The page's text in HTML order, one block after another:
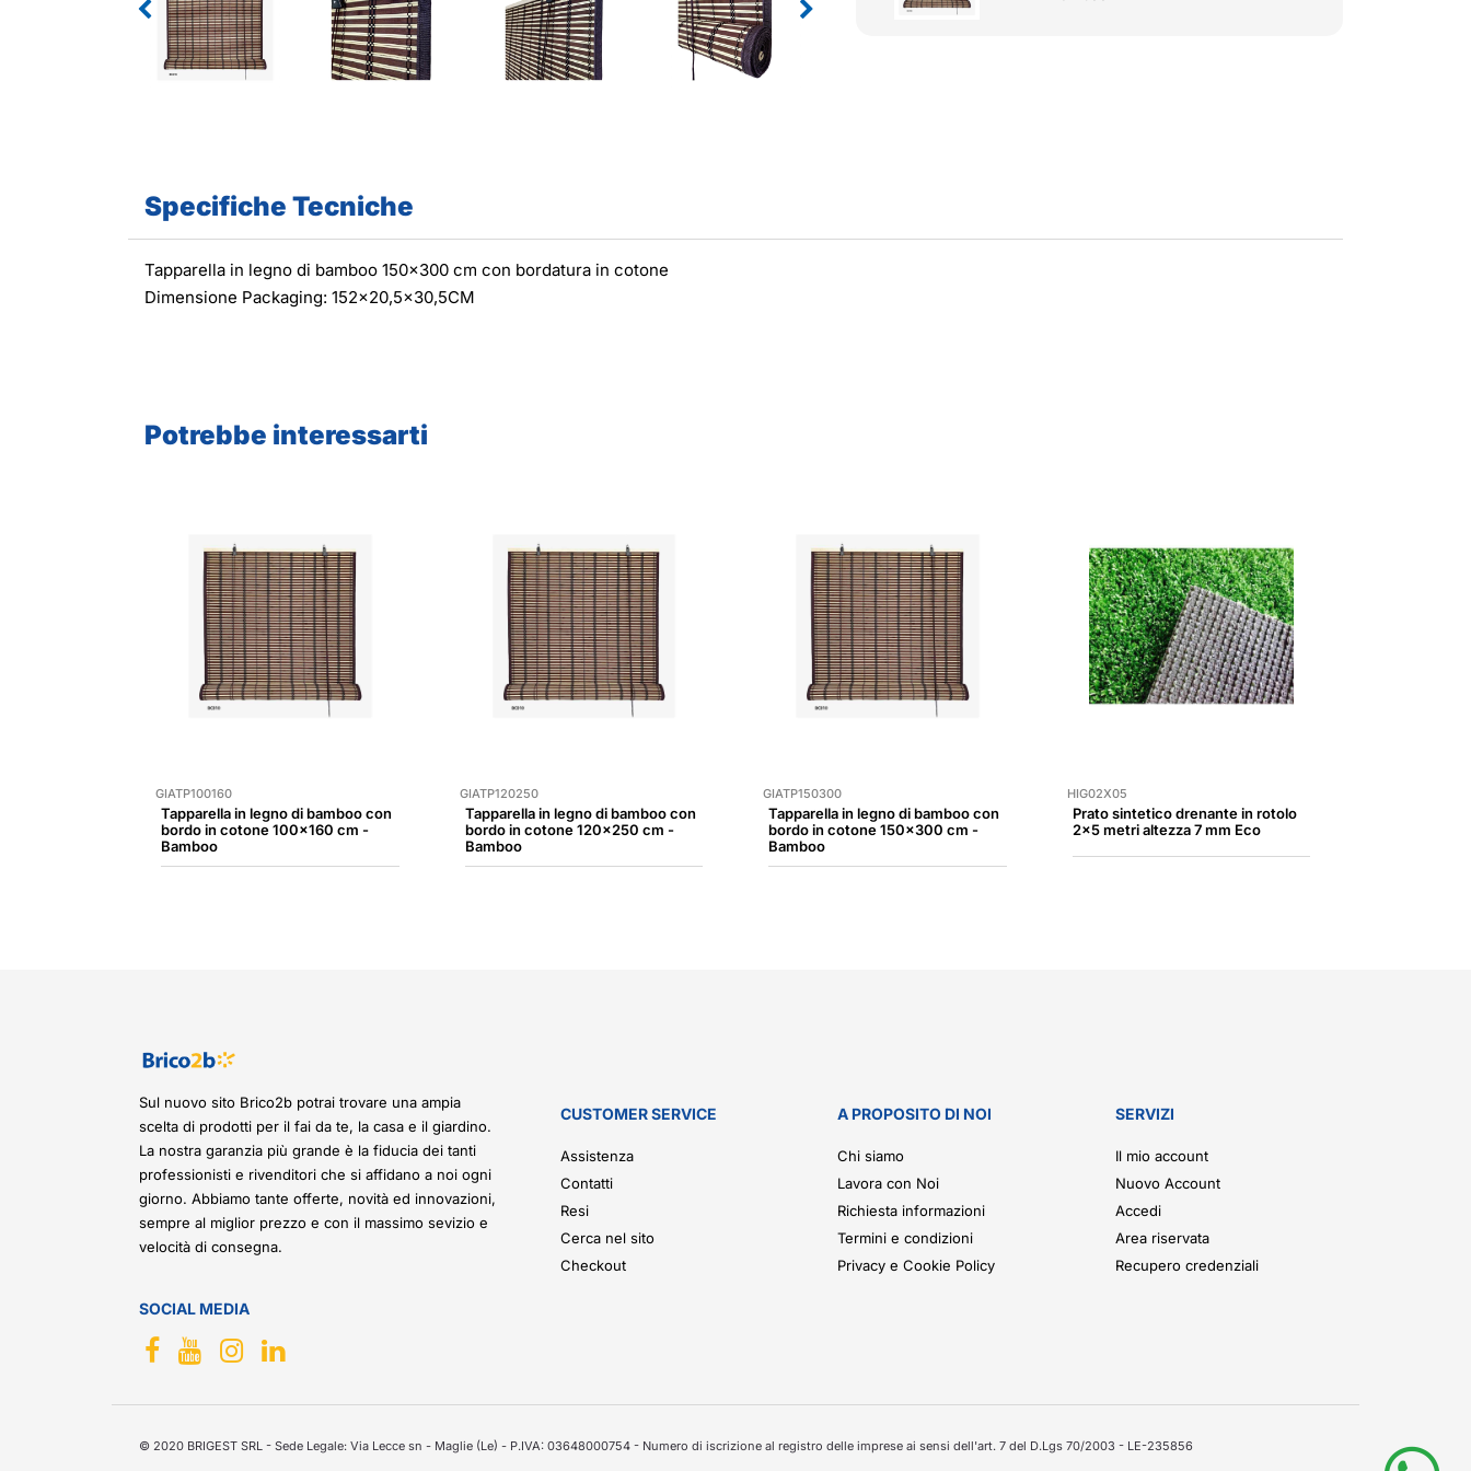
Specifiche Tecniche
Tapparella in legno di bamboo 150x300 cm con bordatura in cotone
Dimensione Packaging: 152x20,5x30,5CM
Potrebbe interessarti
GIATP100160
Tapparella in legno di bamboo con
bordo in cotone 100x160 cm -
Bamboo
GIATP120250
Tapparella in legno di bamboo con
bordo in cotone 120x250 cm -
Bamboo
GIATP150300
Tapparella in legno di bamboo con
bordo in cotone 150x300 cm -
Bamboo
HIG02X05
Prato sintetico drenante in rotolo
2x5 metri altezza 7 mm Eco
Sul nuovo sito Brico2b potrai trovare una ampia
scelta di prodotti per il fai da te, la casa e il giardino.
La nostra garanzia più grande è la fiducia dei tanti
professionisti e rivenditori che si affidano a noi ogni
giorno. Abbiamo tante offerte, novità ed innovazioni,
sempre al miglior prezzo e con il massimo sevizio e
velocità di consegna.
SOCIAL MEDIA
CUSTOMER SERVICE
Assistenza
Contatti
Resi
Cerca nel sito
Checkout
A PROPOSITO DI NOI
Chi siamo
Lavora con Noi
Richiesta informazioni
Termini e condizioni
Privacy e Cookie Policy
SERVIZI
Il mio account
Nuovo Account
Accedi
Area riservata
Recupero credenziali
© 2020 BRIGEST SRL - Sede Legale: Via Lecce sn - Maglie (Le) - P.IVA: 03648000754 - Numero di iscrizione al registro delle imprese ai sensi dell'art. 7 del D.Lgs 70/2003 - LE-235856